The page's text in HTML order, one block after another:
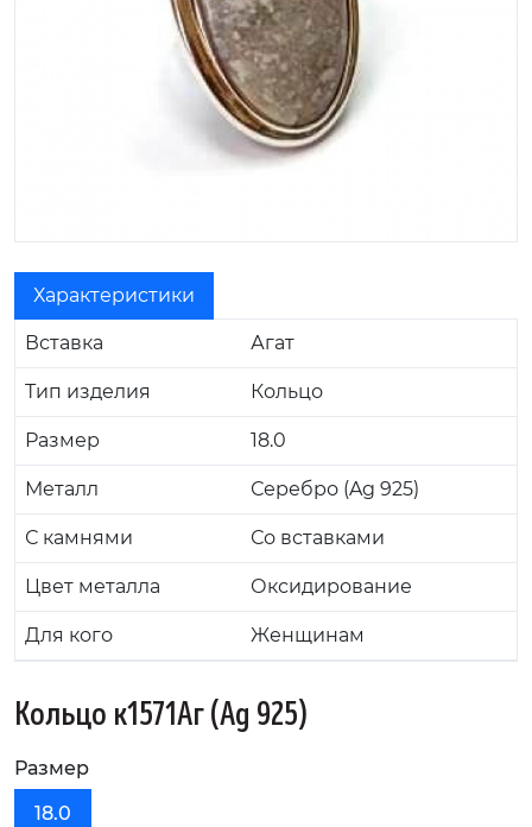
Характеристики
Вставка Агат
Тип изделия Кольцо
Размер 18.0
Металл Серебро (Ag 925)
С камнями Со вставками
Цвет металла Оксидирование
Для кого Женщинам
Кольцо к1571Аг (Ag 925)
Размер
18.0